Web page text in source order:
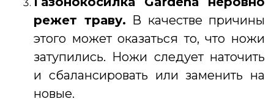
режет траву. В качестве причины
этого может оказаться то, что ножи
затупились. Ножи следует наточить
и сбалансировать или заменить на
новые.